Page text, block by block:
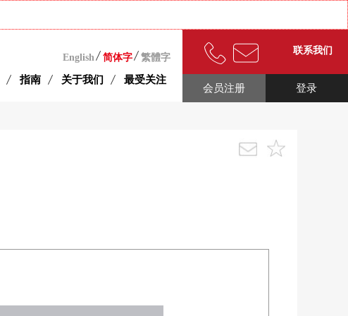
English 简体字 繁體字
指南 关于我们 最受关注
联系我们
登录
会员注册